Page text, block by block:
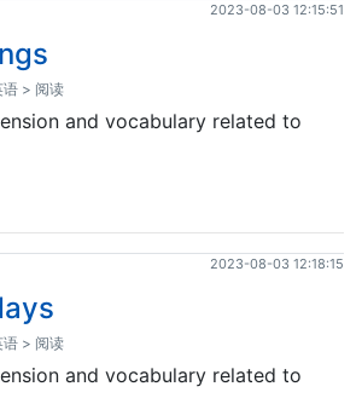
2023-08-03 12:15:51
> 阅读
and vocabulary related to
2023-08-03 12:18:15
> 阅读
and vocabulary related to